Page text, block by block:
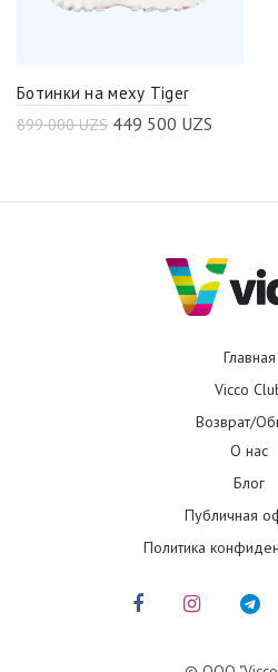
Ботинки на меху Tiger
899 000UZS 449 500 UZS
Главная
Vicco
Возврат/
О нас
Блог
Публичная
Политика